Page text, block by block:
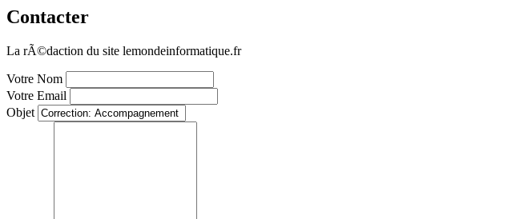
Contacter
La rÃ©daction du site lemondeinformatique.fr
Votre Nom
Votre Email
Objet